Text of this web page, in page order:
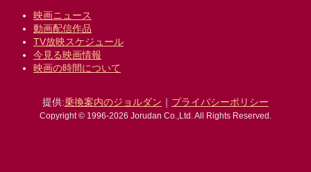
映画ニュース
動画配信作品
TV放映スケジュール
今見る映画情報
映画の時間について
提供:乗換案内のジョルダン ｜ プライバシーポリシー
Copyright © 1996-2026 Jorudan Co.,Ltd. All Rights Reserved.